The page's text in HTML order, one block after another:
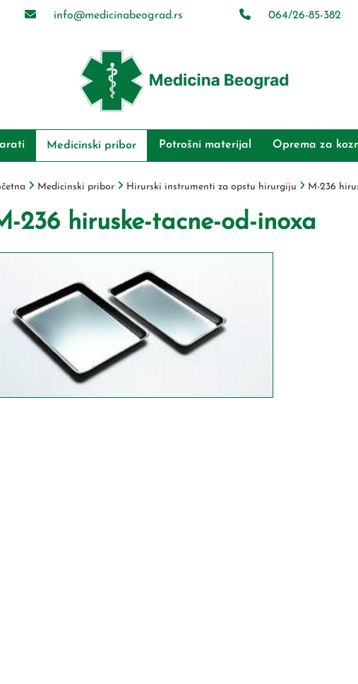
info@medicinabeograd.rs 064/26-85-382
Medicinski pribor Potrošni materijal Oprema za
Medicinski pribor Hirurski instrumenti za opstu hirurgiju M-236
236 hiruske-tacne-od-inoxa